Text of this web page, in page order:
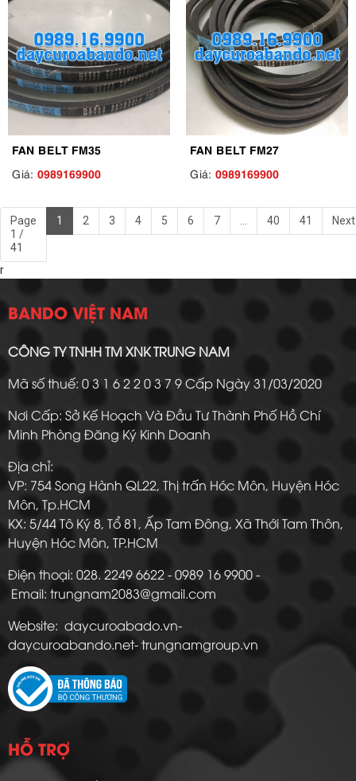
FAN BELT FM35
Giá: 0989169900
FAN BELT FM27
Giá: 0989169900
Page
1 /
41
1 2 3 4 5 6 7 ... 40 41 Next
r
BANDO VIỆT NAM
CÔNG TY TNHH TM XNK TRUNG NAM
Mã số thuế: 0 3 1 6 2 2 0 3 7 9 Cấp Ngày 31/03/2020
Nơi Cấp: Sở Kế Hoạch Và Đầu Tư Thành Phố Hồ Chí
Minh Phòng Đăng Ký Kinh Doanh
Địa chỉ:
VP: 754 Song Hành QL22, Thị trấn Hóc Môn, Huyện Hóc
Môn, Tp.HCM
KX: 5/44 Tô Ký 8, Tổ 81, Ấp Tam Đông, Xã Thới Tam Thôn,
Huyện Hóc Môn, TP.HCM
Điện thoại: 028. 2249 6622 - 0989 16 9900 -
Email: trungnam2083@gmail.com
Website: daycuroabado.vn-
daycuroabando.net- trungnamgroup.vn
HỖ TRỢ